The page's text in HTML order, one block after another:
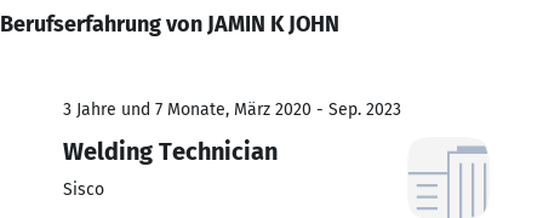
Berufserfahrung von JAMIN K JOHN
3 Jahre und 7 Monate, März 2020 - Sep. 2023
Welding Technician
Sisco